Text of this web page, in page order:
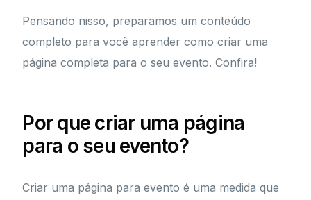
Pensando nisso, preparamos um conteúdo
completo para você aprender como criar uma
página completa para o seu evento. Confira!
Por que criar uma página
para o seu evento?
Criar uma página para evento é uma medida que